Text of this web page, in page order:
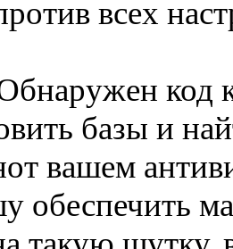
всех
код
базы и
вашем
обеспечить